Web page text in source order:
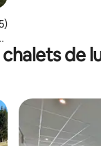
sur 5
moyenne sur la
de